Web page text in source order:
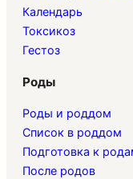
Календарь
Токсикоз
Гестоз
Роды
Роды и роддом
Список в роддом
Подготовка к
После родов